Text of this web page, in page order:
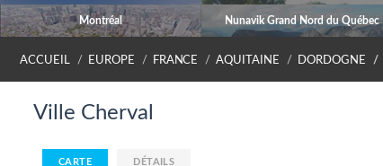
Montréal Nunavik Grand Nord du Québec
ACCUEIL EUROPE FRANCE AQUITAINE DORDOGNE
Ville Cherval
CARTE DÉTAILS